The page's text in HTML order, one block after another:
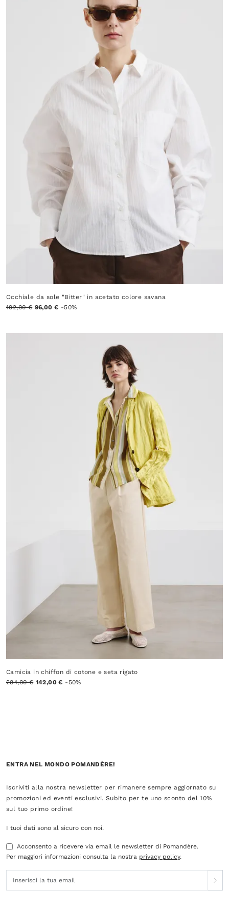
Occhiale da sole "Bitter" in acetato colore savana
192,00 € 96,00 € -50%
Camicia in chiffon di cotone e seta rigato
284,00 € 142,00 € -50%
ENTRA NEL MONDO POMANDÈRE!
Iscriviti alla nostra newsletter per rimanere sempre aggiornato su
promozioni ed eventi esclusivi. Subito per te uno sconto del 10%
sul tuo primo ordine!
I tuoi dati sono al sicuro con noi.
Acconsento a ricevere via email le newsletter di Pomandère.
Per maggiori informazioni consulta la nostra privacy policy.